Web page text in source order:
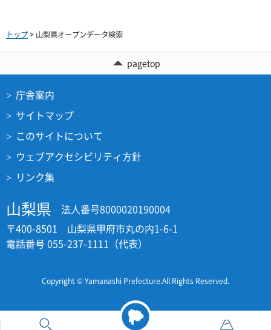
トップ> 山梨県オープンデータ検索
pagetop
庁舎案内
サイトマップ
このサイトについて
ウェブアクセシビリティ方針
リンク集
山梨県
法人番号8000020190004
〒400-8501 山梨県甲府市丸の内1-6-1
電話番号 055-237-1111（代表）
Copyright © Yamanashi Prefecture.All Rights Reserved.